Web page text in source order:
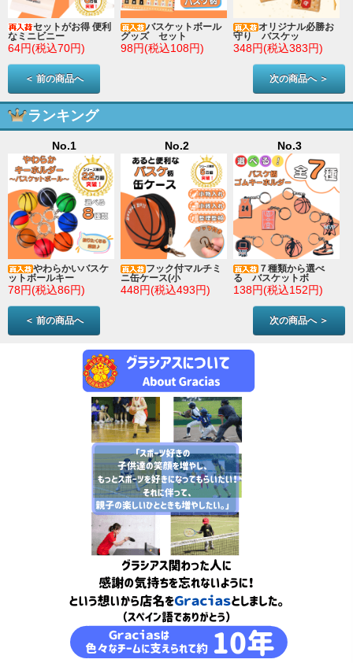
セットがお得 便利
なミニビニー
64円(税込70円)
バスケットボール
グッズ セット
98円(税込108円)
オリジナル必勝お
守り バスケッ
348円(税込383円)
＜ 前の商品へ 次の商品へ ＞
ランキング
No.1
やわらかいバスケ
ットボールキー
78円(税込86円)
No.2
フック付マルチミ
ニ缶ケース(小
448円(税込493円)
No.3
７種類から選べ
る バスケットボ
138円(税込152円)
＜ 前の商品へ 次の商品へ ＞